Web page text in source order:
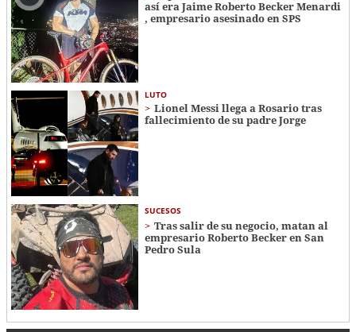
así era Jaime Roberto Becker Menardi​​​
, empresario asesinado en SPS
LUTO
Lionel Messi llega a Rosario tras
fallecimiento de su padre Jorge
SUCESOS
Tras salir de su negocio, matan al
empresario Roberto Becker en San
Pedro Sula